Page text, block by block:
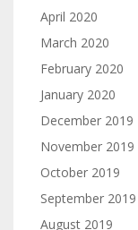
April 2020
March 2020
February 2020
January 2020
December 2019
November 2019
October 2019
September 2019
August 2019